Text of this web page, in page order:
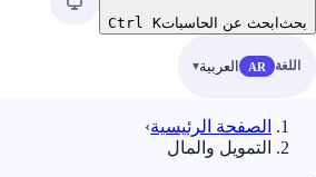
بحث ابحث عن الحاسبات Ctrl K
اللغة AR العربية
الصفحة الرئيسية›
التمويل والمال